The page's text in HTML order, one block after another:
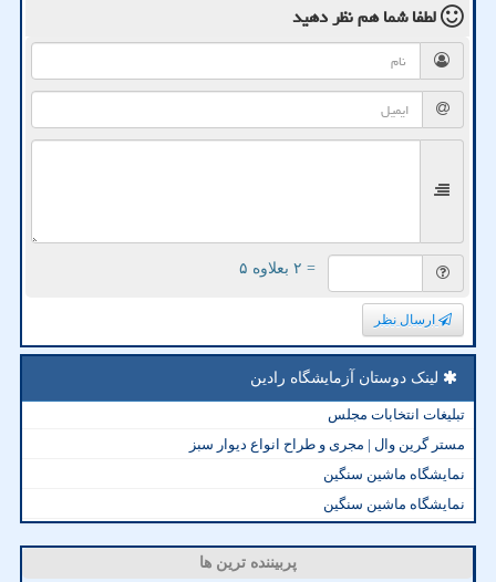
لطفا شما همنظر دهید
= ۲ بعلاوه ۵
ارسال نظر
لینک دوستان آزمایشگاه رادین
تبلیغات انتخابات مجلس
مستر گرین وال | مجری و طراح انواع دیوار سبز
نمایشگاه ماشین سنگین
نمایشگاه ماشین سنگین
پربیننده ترین ها